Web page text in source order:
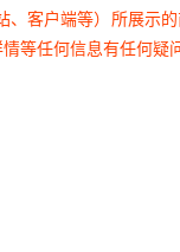
客户端等）所展
任何信息有任何